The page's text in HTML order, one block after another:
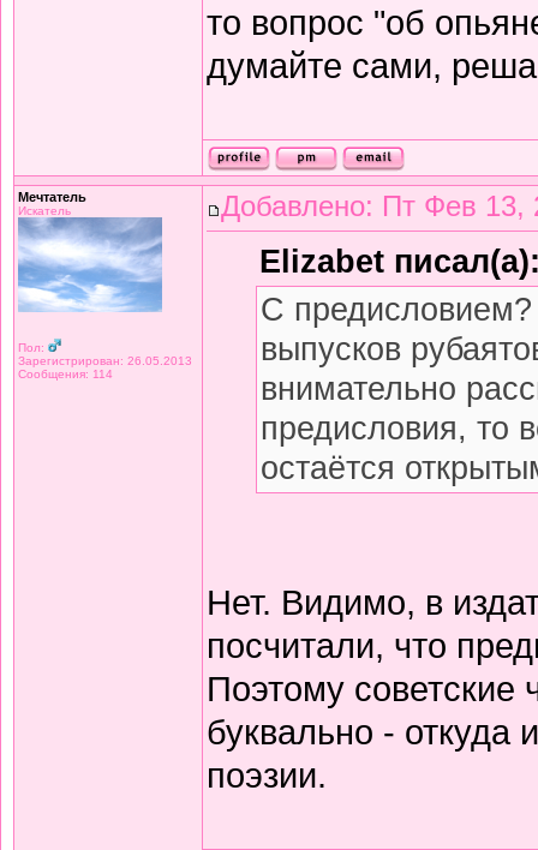
то вопрос "об
думайте сами,
Мечтатель
Искатель
Пол:
Зарегистрирован: 26.05.2013
Сообщения: 114
Добавлено: Пт Фев 13,
Elizabet
С
выпусков
внимательно
предисловия, то
остаётся
Нет. Видимо, в
посчитали, что
Поэтому советские
буквально -
поэзии.